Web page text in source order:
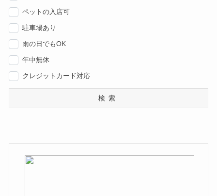
ペットの入店可
駐車場あり
雨の日でもOK
年中無休
クレジットカード対応
検索